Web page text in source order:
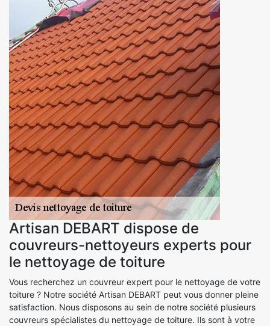
Artisan DEBART dispose de
couvreurs-nettoyeurs experts pour
le nettoyage de toiture
Vous recherchez un couvreur expert pour le nettoyage de votre
toiture ? Notre société Artisan DEBART peut vous donner pleine
satisfaction. Nous disposons au sein de notre société plusieurs
couvreurs spécialistes du nettoyage de toiture. Ils sont à votre